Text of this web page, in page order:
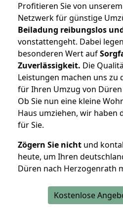
Profitieren Sie von
Netzwerk für günstige
Beiladung reibungslos
vonstattengeht. Dabei
besonderen Wert auf
Zuverlässigkeit. Die
Leistungen machen uns zu
für Ihren Umzug von
Ob Sie nun eine kleine
Haus umziehen, wir haben
für Sie.
Zögern Sie nicht und
heute, um Ihren
Düren nach Herzogenrath
Kostenlose